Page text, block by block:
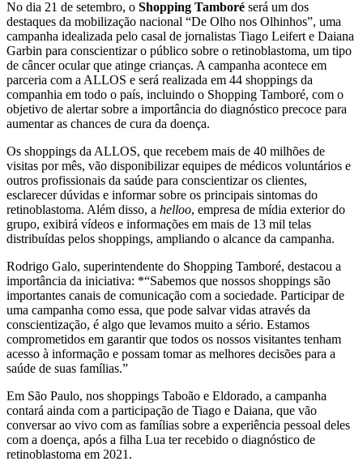
No dia 21 de setembro, o Shopping Tamboré será um dos
destaques da mobilização nacional “De Olho nos Olhinhos”, uma
campanha idealizada pelo casal de jornalistas Tiago Leifert e Daiana
Garbin para conscientizar o público sobre o retinoblastoma, um tipo
de câncer ocular que atinge crianças. A campanha acontece em
parceria com a ALLOS e será realizada em 44 shoppings da
companhia em todo o país, incluindo o Shopping Tamboré, com o
objetivo de alertar sobre a importância do diagnóstico precoce para
aumentar as chances de cura da doença.
Os shoppings da ALLOS, que recebem mais de 40 milhões de
visitas por mês, vão disponibilizar equipes de médicos voluntários e
outros profissionais da saúde para conscientizar os clientes,
esclarecer dúvidas e informar sobre os principais sintomas do
retinoblastoma. Além disso, a helloo, empresa de mídia exterior do
grupo, exibirá vídeos e informações em mais de 13 mil telas
distribuídas pelos shoppings, ampliando o alcance da campanha.
Rodrigo Galo, superintendente do Shopping Tamboré, destacou a
importância da iniciativa: *“Sabemos que nossos shoppings são
importantes canais de comunicação com a sociedade. Participar de
uma campanha como essa, que pode salvar vidas através da
conscientização, é algo que levamos muito a sério. Estamos
comprometidos em garantir que todos os nossos visitantes tenham
acesso à informação e possam tomar as melhores decisões para a
saúde de suas famílias.”
Em São Paulo, nos shoppings Taboão e Eldorado, a campanha
contará ainda com a participação de Tiago e Daiana, que vão
conversar ao vivo com as famílias sobre a experiência pessoal deles
com a doença, após a filha Lua ter recebido o diagnóstico de
retinoblastoma em 2021.